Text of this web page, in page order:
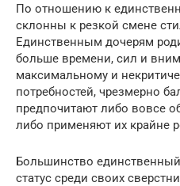
По отношению к
склонны к резкой смене
Единственным дочерям
больше времени, сил и
максимальному и
потребностей, чрезмерно
предпочитают либо вовсе
либо применяют их крайне
Большинство
статус среди своих